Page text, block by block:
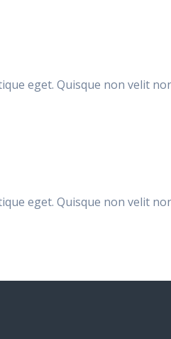
eget. Quisque non velit
eget. Quisque non velit